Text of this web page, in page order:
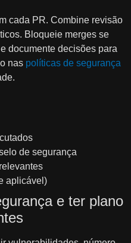
cada PR. Combine revisão
Bloqueie merges se
documente decisões para
nas políticas de segurança
de segurança
aplicável)
e ter plano